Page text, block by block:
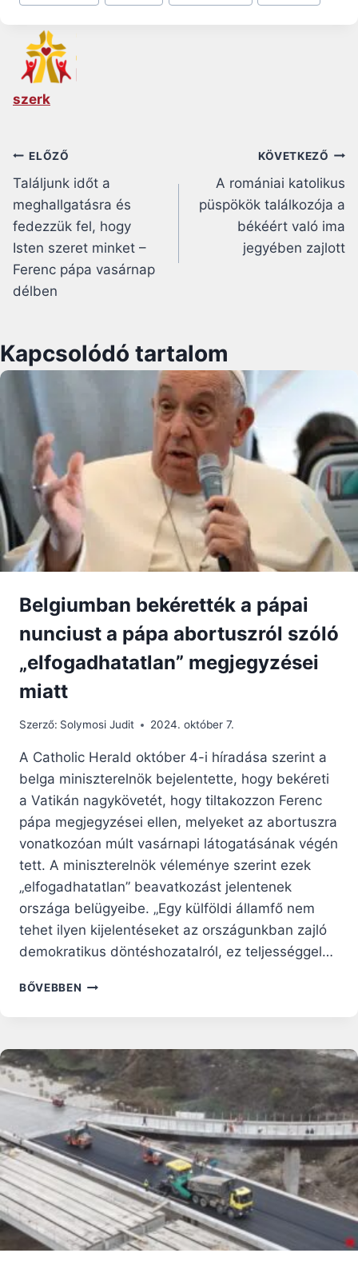
Tags:
szerk
Bejegyzés
navigáció
ELŐZŐ
Találjunk időt a
meghallgatásra és
fedezzük fel, hogy
Isten szeret minket –
Ferenc pápa vasárnap
délben
KÖVETKEZŐ
A romániai katolikus
püspökök találkozója a
békéért való ima
jegyében zajlott
Kapcsolódó tartalom
Belgiumban bekérették a pápai
nunciust a pápa abortuszról szóló
„elfogadhatatlan” megjegyzései
miatt
Szerző: Solymosi Judit 2024. október 7.
A Catholic Herald október 4-i híradása szerint a
belga miniszterelnök bejelentette, hogy bekéreti
a Vatikán nagykövetét, hogy tiltakozzon Ferenc
pápa megjegyzései ellen, melyeket az abortuszra
vonatkozóan múlt vasárnapi látogatásának végén
tett. A miniszterelnök véleménye szerint ezek
„elfogadhatatlan” beavatkozást jelentenek
országa belügyeibe. „Egy külföldi államfő nem
tehet ilyen kijelentéseket az országunkban zajló
demokratikus döntéshozatalról, ez teljességgel…
BŐVEBBEN BELGIUMBAN
NUNCIUST
A
PÁPA
ABORTUSZRÓL
SZÓLÓ
„ELFOGADHATATLAN”
MEGJEGYZÉSEI
MIATT